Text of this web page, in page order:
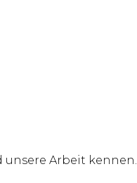
unsere Arbeit kennen.